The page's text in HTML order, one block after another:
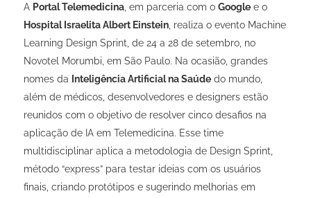
A Portal Telemedicina, em parceria com o Googlee o
Hospital Israelita Albert Einstein, realiza o evento Machine
Learning Design Sprint, de 24 a 28 de setembro, no
Novotel Morumbi, em São Paulo. Na ocasião, grandes
nomes da Inteligência Artificial na Saúdedo mundo,
além de médicos, desenvolvedores e designers estão
reunidos com o objetivo de resolver cinco desafios na
aplicação de IA em Telemedicina. Esse time
multidisciplinar aplica a metodologia de Design Sprint,
método “express” para testar ideias com os usuários
finais, criando protótipos e sugerindo melhorias em